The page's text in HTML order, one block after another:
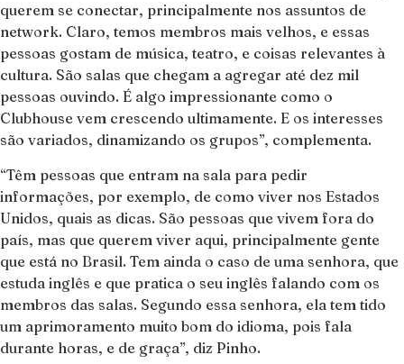
querem se conectar, principalmente nos assuntos de
network. Claro, temos membros mais velhos, e essas
pessoas gostam de música, teatro, e coisas relevantes à
cultura. São salas que chegam a agregar até dez mil
pessoas ouvindo. É algo impressionante como o
Clubhouse vem crescendo ultimamente. E os interesses
são variados, dinamizando os grupos”, complementa.
“Têm pessoas que entram na sala para pedir
informações, por exemplo, de como viver nos Estados
Unidos, quais as dicas. São pessoas que vivem fora do
país, mas que querem viver aqui, principalmente gente
que está no Brasil. Tem ainda o caso de uma senhora, que
estuda inglês e que pratica o seu inglês falando com os
membros das salas. Segundo essa senhora, ela tem tido
um aprimoramento muito bom do idioma, pois fala
durante horas, e de graça”, diz Pinho.